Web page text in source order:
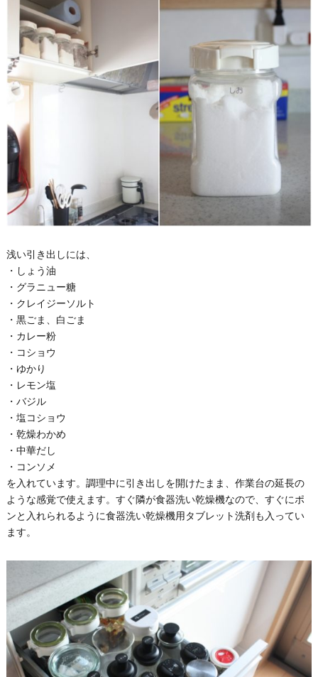
浅い引き出しには、
・しょう油
・グラニュー糖
・クレイジーソルト
・黒ごま、白ごま
・カレー粉
・コショウ
・ゆかり
・レモン塩
・バジル
・塩コショウ
・乾燥わかめ
・中華だし
・コンソメ
を入れています。調理中に引き出しを開けたまま、作業台の延長の
ような感覚で使えます。すぐ隣が食器洗い乾燥機なので、すぐにポ
ンと入れられるように食器洗い乾燥機用タブレット洗剤も入ってい
ます。